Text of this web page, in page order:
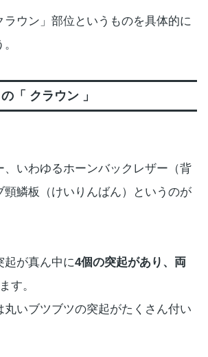
ラウン」部位というものを具体的に
「 クラウン 」
、いわゆるホーンバックレザー（背
頸鱗板（けいりんばん）というのが
起が真ん中に4個の突起があり、両
す。
丸いブツブツの突起がたくさん付い